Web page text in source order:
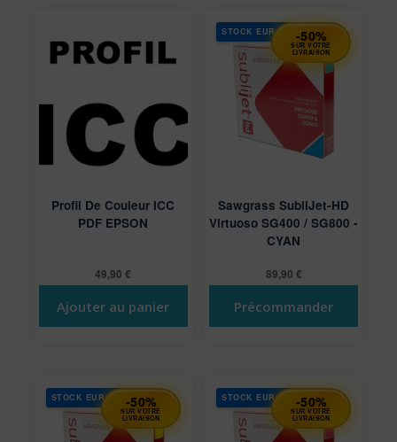
Profil De Couleur ICC
PDF EPSON
49,90€
Ajouter au panier
STOCK EUROPE -50%
SUR VOTRE
LIVRAISON
Sawgrass SubliJet­-HD
Virtuoso SG400 / SG800 ­
CYAN
89,90 €
Précommander
STOCK EUROPE -50%
SUR VOTRE
LIVRAISON
STOCK EUROPE -50%
SUR VOTRE
LIVRAISON